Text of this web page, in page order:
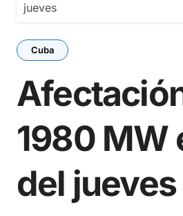
jueves
Cuba
1980 MW
del jueves